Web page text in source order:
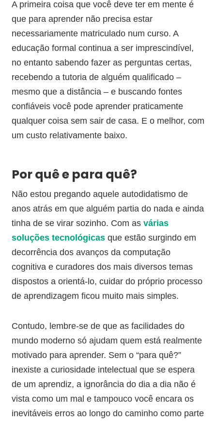
A primeira coisa que você deve ter em mente é
que para aprender não precisa estar
necessariamente matriculado num curso. A
educação formal continua a ser imprescindível,
no entanto sabendo fazer as perguntas certas,
recebendo a tutoria de alguém qualificado –
mesmo que a distância – e buscando fontes
confiáveis você pode aprender praticamente
qualquer coisa sem sair de casa. E o melhor, com
um custo relativamente baixo.
Por quê e para quê?
Não estou pregando aquele autodidatismo de
anos atrás em que alguém partia do nada e ainda
tinha de se virar sozinho. Com as várias
soluções tecnológicas que estão surgindo em
decorrência dos avanços da computação
cognitiva e curadores dos mais diversos temas
dispostos a orientá-lo, cuidar do próprio processo
de aprendizagem ficou muito mais simples.
Contudo, lembre-se de que as facilidades do
mundo moderno só ajudam quem está realmente
motivado para aprender. Sem o “para quê?”
inexiste a curiosidade intelectual que se espera
de um aprendiz, a ignorância do dia a dia não é
vista como um mal e tampouco você encara os
inevitáveis erros ao longo do caminho como parte